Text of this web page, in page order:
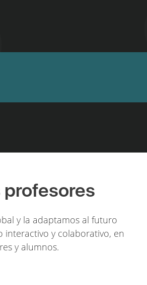
y la adaptamos al futuro
interactivo y colaborativo, en
y alumnos.